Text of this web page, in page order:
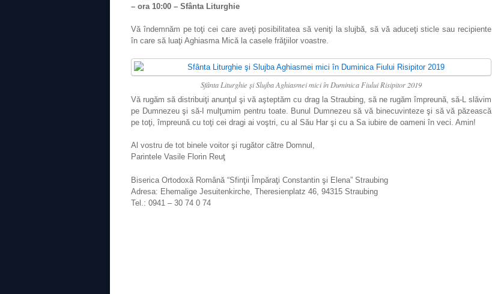
– ora 10:00 – Sfânta Liturghie
Vă îndemnăm pe toţi cei care aveţi posibilitatea să veniţi la slujbă, să vă aduceţi sticle sau recipiente
în care să luaţi Aghiasma Mică la casele frăţiilor voastre.
Sfânta Liturghie şi Slujba Aghiasmei mici în Duminica Fiului Risipitor 2019
Vă rugăm să distribuiţi anunţul şi vă aşteptăm cu drag la Straubing, să ne rugăm împreună, să-L slăvim
pe Dumnezeu şi să-I mulţumim pentru toate. Bunul Dumnezeu să vă binecuvinteze şi să vă păzească
pe toţi, împreună cu toţi cei dragi ai voştri, cu al Său Har şi cu a Sa iubire de oameni în veci. Amin!
Al vostru de tot binele voitor şi rugător către Domnul,
Parintele Vasile Florin Reuţ
Biserica Ortodoxă Română “Sfinţii Împăraţi Constantin şi Elena” Straubing
Adresa: Ehemalige Jesuitenkirche, Theresienplatz 46, 94315 Straubing
Tel.: 0941 – 30 74 0 74